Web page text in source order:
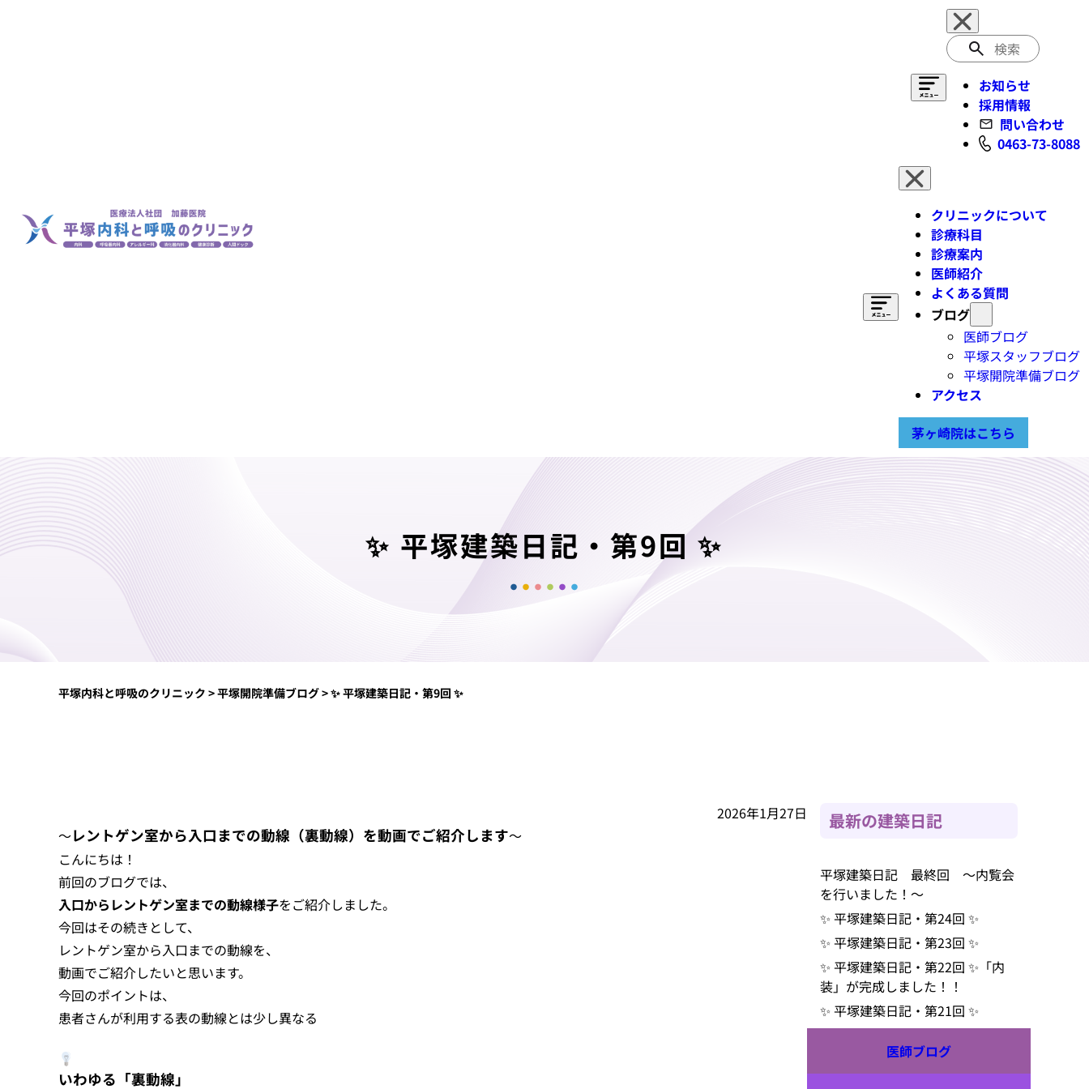
検
索
お知らせ
採用情報
問い合わせ
0463-73-8088
クリニックについて
診療科目
診療案内
医師紹介
よくある質問
ブログ
医師ブログ
平塚スタッフブログ
平塚開院準備ブログ
アクセス
茅ヶ崎院はこちら
✨ 平塚建築日記・第9回 ✨
平塚内科と呼吸のクリニック >平塚開院準備ブログ>✨ 平塚建築日記・第9回 ✨
2026年1月27日
～レントゲン室から入口までの動線（裏動線）を動画でご紹介します～
こんにちは！
前回のブログでは、
入口からレントゲン室までの動線様子をご紹介しました。
今回はその続きとして、
レントゲン室から入口までの動線を、
動画でご紹介したいと思います。
今回のポイントは、
患者さんが利用する表の動線とは少し異なる
いわゆる「裏動線」
最新の建築日記
平塚建築日記 最終回 ～内覧会
を行いました！～
✨ 平塚建築日記・第24回 ✨
✨ 平塚建築日記・第23回 ✨
✨ 平塚建築日記・第22回 ✨「内
装」が完成しました！！
✨ 平塚建築日記・第21回 ✨
医師ブログ